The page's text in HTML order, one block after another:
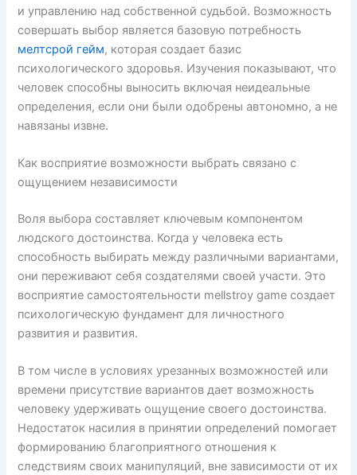
и управлению над собственной судьбой. Возможность
совершать выбор является базовую потребность
мелтсрой гейм, которая создает базис
психологического здоровья. Изучения показывают, что
человек способны выносить включая неидеальные
определения, если они были одобрены автономно, а не
навязаны извне.
Как восприятие возможности выбрать связано с
ощущением независимости
Воля выбора составляет ключевым компонентом
людского достоинства. Когда у человека есть
способность выбирать между различными вариантами,
они переживают себя создателями своей участи. Это
восприятие самостоятельности mellstroy game создает
психологическую фундамент для личностного
развития и развития.
В том числе в условиях урезанных возможностей или
времени присутствие вариантов дает возможность
человеку удерживать ощущение своего достоинства.
Недостаток насилия в принятии определений помогает
формированию благоприятного отношения к
следствиям своих манипуляций, вне зависимости от их